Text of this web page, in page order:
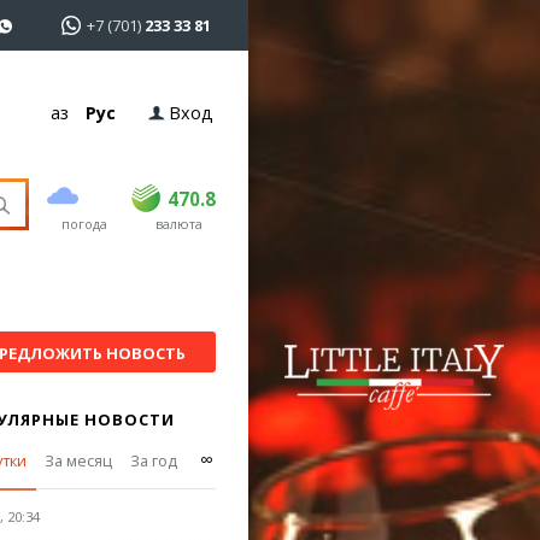
+7 (701) 233 33 81
Қаз Рус Вход
погода
470.8
USD 468.5 470.8
EUR валюта
НОВОСТЬ
НОВОСТИ
За месяц За год ∞
20:34